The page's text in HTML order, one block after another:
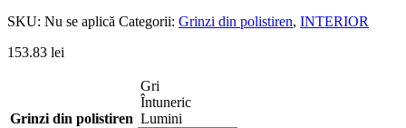
SKU: Nu se aplică Categorii: Grinzi din polistiren, INTERIOR
153.83 lei
Grinzi din polistiren
Gri
Întuneric
Lumini